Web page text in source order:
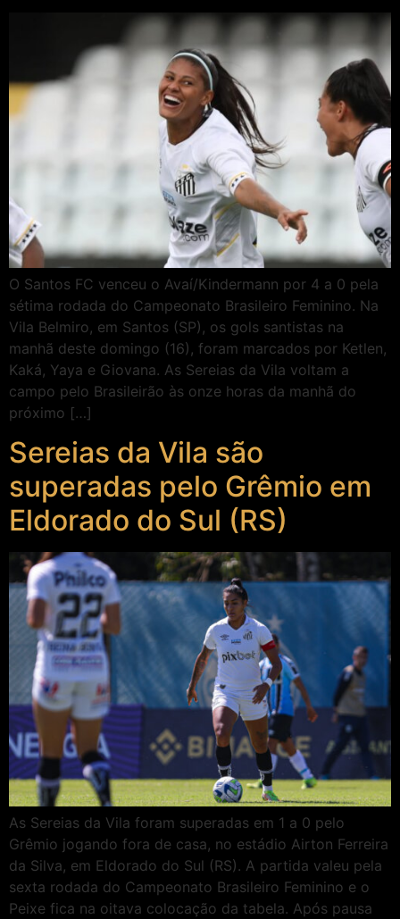
O Santos FC venceu o Avaí/Kindermann por 4 a 0 pela
sétima rodada do Campeonato Brasileiro Feminino. Na
Vila Belmiro, em Santos (SP), os gols santistas na
manhã deste domingo (16), foram marcados por Ketlen,
Kaká, Yaya e Giovana. As Sereias da Vila voltam a
campo pelo Brasileirão às onze horas da manhã do
próximo […]
Sereias da Vila são
superadas pelo Grêmio em
Eldorado do Sul (RS)
As Sereias da Vila foram superadas em 1 a 0 pelo
Grêmio jogando fora de casa, no estádio Airton Ferreira
da Silva, em Eldorado do Sul (RS). A partida valeu pela
sexta rodada do Campeonato Brasileiro Feminino e o
Peixe fica na oitava colocação da tabela. Após pausa